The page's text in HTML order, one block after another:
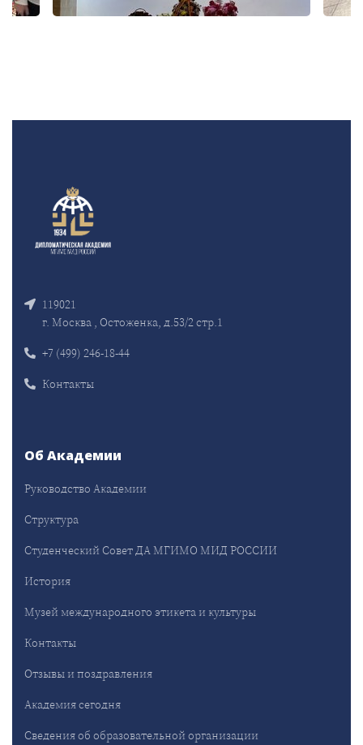
119021
г. Москва , Остоженка, д.53/2 стр.1
+7 (499) 246-18-44
Контакты
Об Академии
Руководство Академии
Структура
Студенческий Совет ДА МГИМО МИД РОССИИ
История
Музей международного этикета и культуры
Контакты
Отзывы и поздравления
Академия сегодня
Сведения об образовательной организации